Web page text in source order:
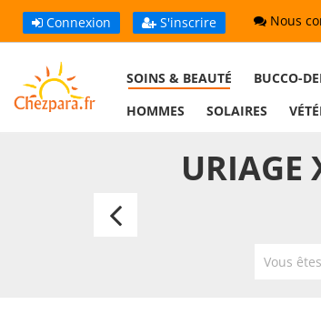
Connexion S'inscrire Nous
SOINS & BEAUTÉ BUCCO-
HOMMES
SOLAIRES
URIAGE
Vous
SVR
Palpébral